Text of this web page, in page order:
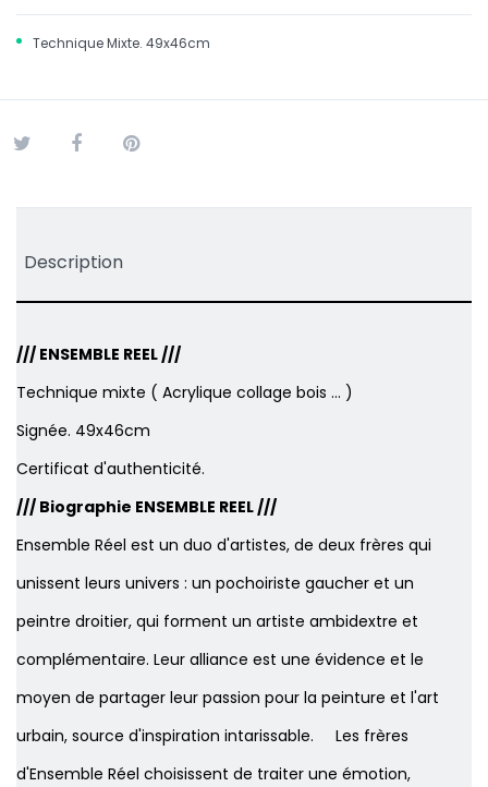
Technique Mixte. 49x46cm
Description
/// ENSEMBLE REEL ///
Technique mixte ( Acrylique collage bois ... )
Signée. 49x46cm
Certificat d'authenticité.
/// Biographie ENSEMBLE REEL///
Ensemble Réel est un duo d'artistes, de deux frères qui
unissent leurs univers : un pochoiriste gaucher et un
peintre droitier, qui forment un artiste ambidextre et
complémentaire. Leur alliance est une évidence et le
moyen de partager leur passion pour la peinture et l'art
urbain, source d'inspiration intarissable. Les frères
d'Ensemble Réel choisissent de traiter une émotion,